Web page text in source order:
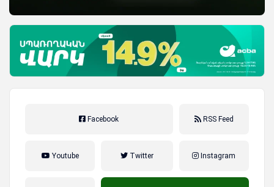
Facebook RSS Feed
Youtube Twitter Instagram